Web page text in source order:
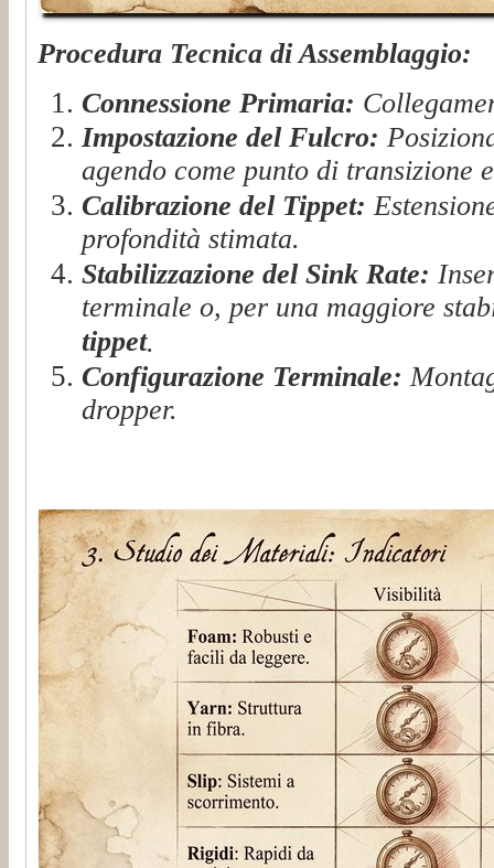
Procedura Tecnica di Assemblaggio:
Connessione Primaria:
Impostazione del Fulcro:
agendo come punto di transizione
Calibrazione del Tippet:
profondità stimata.
Stabilizzazione del Sink Rate:
terminale o, per una maggiore
tippet.
Configurazione Terminale:
dropper.